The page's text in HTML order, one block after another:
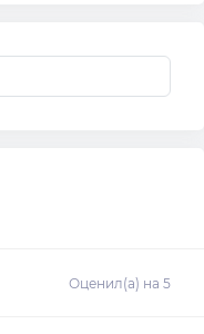
Оценил(а) на 5